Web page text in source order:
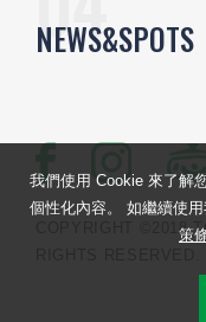
NEWS&SPOTS
COPYRIGHT ©2018
我們使用 Cookie 來了解
個性化內容。 如繼續使
策